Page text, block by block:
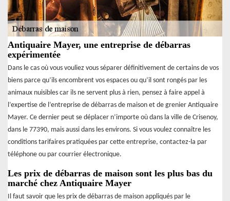
Antiquaire Mayer, une entreprise de débarras
expérimentée
Dans le cas où vous vouliez vous séparer définitivement de certains de vos
biens parce qu’ils encombrent vos espaces ou qu’il sont rongés par les
animaux nuisibles car ils ne servent plus à rien, pensez à faire appel à
l’expertise de l’entreprise de débarras de maison et de grenier Antiquaire
Mayer. Ce dernier peut se déplacer n’importe où dans la ville de Crisenoy,
dans le 77390, mais aussi dans les environs. Si vous voulez connaître les
conditions tarifaires pratiquées par cette entreprise, contactez-la par
téléphone ou par courrier électronique.
Les prix de débarras de maison sont les plus bas du
marché chez Antiquaire Mayer
Il faut savoir que les prix de débarras de maison appliqués par le